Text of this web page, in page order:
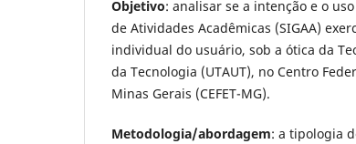
Objetivo: analisar se a intenção e o
de Atividades Acadêmicas (SIGAA)
individual do usuário, sob a ótica da
da Tecnologia (UTAUT), no Centro
Minas Gerais (CEFET-MG).
Metodologia/abordagem: a tipologia